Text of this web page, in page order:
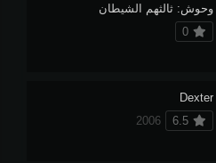
وحوش: ثالثهم الشيطان
0
Dexter
6.5
2006